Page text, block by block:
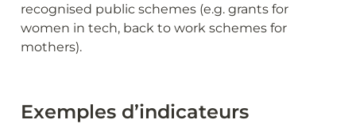
recognised public schemes (e.g. grants for
women in tech, back to work schemes for
mothers).
Exemples d’indicateurs